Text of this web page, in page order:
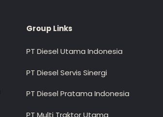
Group Links
PT Diesel Utama Indonesia
PT Diesel Servis Sinergi
PT Diesel Pratama Indonesia
PT Multi Traktor Utama